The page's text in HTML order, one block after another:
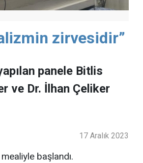
zirvesidir”
panele Bitlis
ve Dr. İlhan Çeliker
17 Aralık 2023
başlandı.